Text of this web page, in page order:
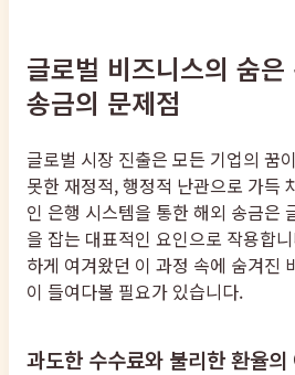
글로벌 비즈니스의 숨
송금의 문제점
글로벌 시장 진출은 모든 기업의 꿈
못한 재정적, 행정적 난관으로 가득
인 은행 시스템을 통한 해외 송금은
을 잡는 대표적인 요인으로 작용합
하게 여겨왔던 이 과정 속에 숨겨진
이 들여다볼 필요가 있습니다.
과도한 수수료와 불리한 환율의